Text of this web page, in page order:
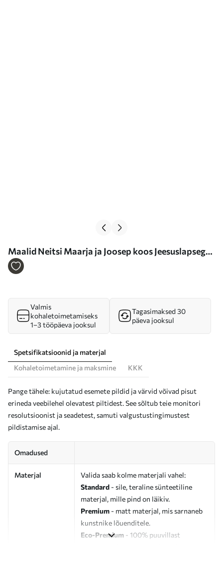
Maalid Neitsi Maarja ja Joosep koos Jeesuslapsega
vana fresko stiilis Nr s47141
Valmis
kohaletoimetamiseks
1–3 tööpäeva jooksul
Tagasimaksed 30
päeva jooksul
Spetsifikatsioonid ja materjal
Kohaletoimetamine ja maksmine
KKK
Pange tähele: kujutatud esemete pildid ja värvid võivad pisut
erineda veebilehel olevatest piltidest. See sõltub teie monitori
resolutsioonist ja seadetest, samuti valgustustingimustest
pildistamise ajal.
Omadused
Materjal
Valida saab kolme materjali vahel:
Standard - sile, teraline sünteetiline
materjal, mille pind on läikiv.
Premium - matt materjal, mis sarnaneb
kunstnike lõuenditele.
Eco-Premium - 100% puuvillast